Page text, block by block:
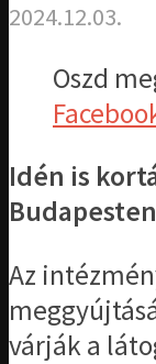
2024.12.03.
Oszd
Idén is
Az
várják a